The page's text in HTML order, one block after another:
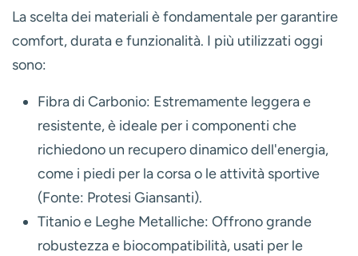
La scelta dei materiali è fondamentale per garantire
comfort, durata e funzionalità. I più utilizzati oggi
sono:
Fibra di Carbonio: Estremamente leggera e
resistente, è ideale per i componenti che
richiedono un recupero dinamico dell'energia,
come i piedi per la corsa o le attività sportive
(Fonte: Protesi Giansanti).
Titanio e Leghe Metalliche: Offrono grande
robustezza e biocompatibilità, usati per le